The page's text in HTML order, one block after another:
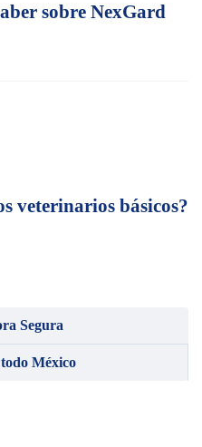
sobre NexGard
veterinarios básicos?
Segura
México